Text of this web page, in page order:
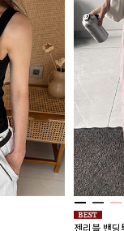
젠리블 밴딩